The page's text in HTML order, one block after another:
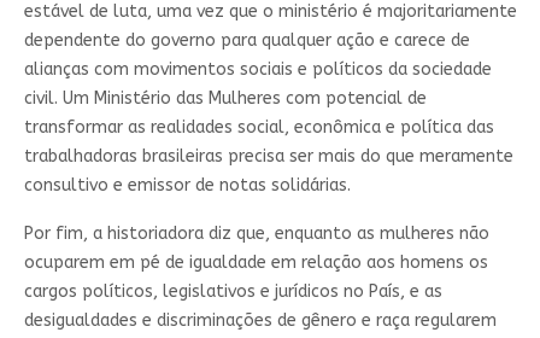
estável de luta, uma vez que o ministério é majoritariamente
dependente do governo para qualquer ação e carece de
alianças com movimentos sociais e políticos da sociedade
civil. Um Ministério das Mulheres com potencial de
transformar as realidades social, econômica e política das
trabalhadoras brasileiras precisa ser mais do que meramente
consultivo e emissor de notas solidárias.
Por fim, a historiadora diz que, enquanto as mulheres não
ocuparem em pé de igualdade em relação aos homens os
cargos políticos, legislativos e jurídicos no País, e as
desigualdades e discriminações de gênero e raça regularem